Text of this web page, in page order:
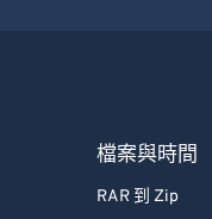
檔案與時間
RAR 到 Zip